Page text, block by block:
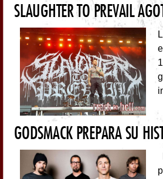
SLAUGHTER TO PREVAIL
GODSMACK PREPARA SU